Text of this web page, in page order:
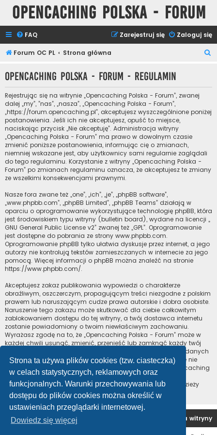
Strona ta używa plików cookies (tzw. ciasteczka)
w celach statystycznych, reklamowych oraz
funkcjonalnych. Warunki przechowywania lub
dostępu do plików cookies można określić w
ustawieniach przeglądarki internetowej.
Dowiedz się więcej
Opencaching Polska - Forum
FAQ Zaloguj się
Zarejestruj się
Forum OC PL Strona główna
k
Opencaching Polska - Forum - Regulamin
Rejestrując się na witrynie „Opencaching Polska - Forum”, zwanej
dalej „my”, ”nas”, „nasza”, „Opencaching Polska - Forum”,
„https://forum.opencaching.pl”, akceptujesz wyszczególnione poniżej
postanowienia. Jeśli ich nie akceptujesz, opuść to miejsce,
naciskając przycisk „Nie akceptuję”. Administracja witryny
„Opencaching Polska - Forum” ma prawo w dowolnym czasie
zmienić poniższe postanowienia, informując cię o zmianach,
niemniej wskazane jest, aby użytkownicy sami regularnie zaglądali
do tego regulaminu. Korzystanie z witryny „Opencaching Polska -
Forum” po zmianach regulaminu oznacza, że akceptujesz te zmiany
ze wszelkimi konsekwencjami prawnymi.
Nasze fora zwane też „one”, „ich”, „je”, „phpBB software”,
„www.phpbb.com”, „phpBB Limited”, „phpBB Teams” działają w
oparciu o oprogramowanie wykorzystujące technologię phpBB, która
jest środowiskiem typu witryny (bulletin board), wydane na licencji „
GNU General Public License v2” zwanej też „GPL”. Oprogramowanie
jest dostępne do pobrania ze strony www.phpbb.com.
Oprogramowanie phpBB tylko ułatwia dyskusje przez internet, a jego
autorzy nie kontrolują tekstów zamieszczanych w internecie za jego
pomocą. Więcej informacji o phpBB można znaleźć na stronie
https://www.phpbb.com/.
Akceptujesz zakaz publikowania wypowiedzi o charakterze
obraźliwym, oszczerczym, propagującym treści niezgodne z polskim
prawem lub naruszającym cudze prawa autorskie i dobra osobiste.
Naruszenie tego zakazu może skutkować dla ciebie całkowitym
zablokowaniem dostępu do tej witryny, a twój dostawca internetu
zostanie powiadomiony o twoim niewłaściwym zachowaniu.
Wyrażasz zgodę na to, że „Opencaching Polska - Forum” może w
każdej chwili usunąć, zmienić, przenieść lub zamknąć każdy twój
temat, post. Wyrażasz zgodę na zapisywanie wszystkich podanych
przez ciebie informacji w naszej bazie danych. Informacje te nie
będą przekazywane nikomu bez twojej zgody, ale ani „Opencaching
Polska - Forum”, ani phpBB nie ponosi odpowiedzialności za
włamania do witryny, podczas których może dojść do kradzieży
danych.
Forum OC PL Strona główna Usuń ciasteczka witryny